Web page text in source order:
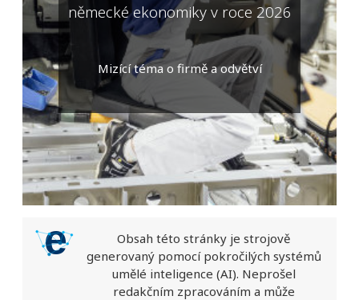
německé ekonomiky v roce 2026
Mizící téma o firmě a odvětví
Obsah této stránky je strojově
generovaný pomocí pokročilých systémů
umělé inteligence (AI). Neprošel
redakčním zpracováním a může